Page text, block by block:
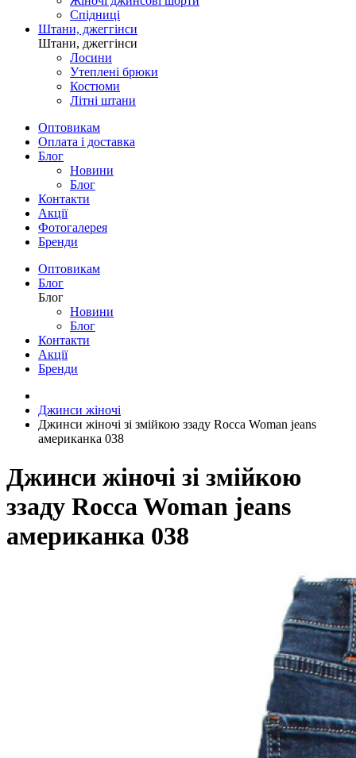
Спідниці
Штани, джеггінси
Штани, джеггінси
Лосини
Утеплені брюки
Костюми
Літні штани
Оптовикам
Оплата і доставка
Блог
Новини
Блог
Контакти
Акції
Фотогалерея
Бренди
Оптовикам
Блог
Блог
Новини
Блог
Контакти
Акції
Бренди
Джинси жіночі
Джинси жіночі зі змійкою ззаду Rocca Woman jeans
американка 038
Джинси жіночі зі змійкою
ззаду Rocca Woman jeans
американка 038